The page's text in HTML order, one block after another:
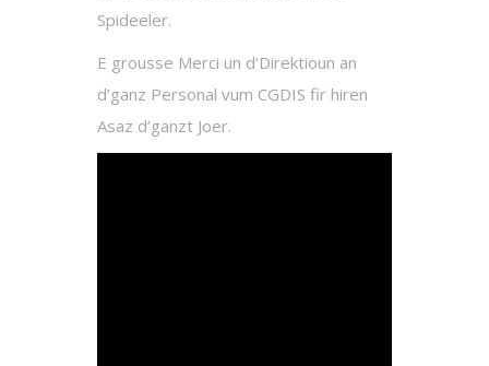
Spideeler.
E grousse Merci un d’Direktioun an
d’ganz Personal vum CGDIS fir hiren
Asaz d’ganzt Joer.